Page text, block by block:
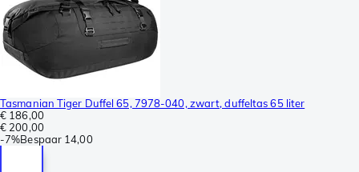
Tasmanian Tiger Duffel 65, 7978-040, zwart, duffeltas 65 liter
€ 186,00
€ 200,00
-7%Bespaar 14,00